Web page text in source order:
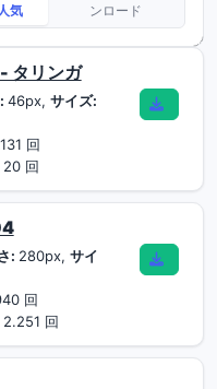
気
ンロード
タリンガ
46px, サイズ:
回
20 回
: 280px, サイ
回
2.251 回